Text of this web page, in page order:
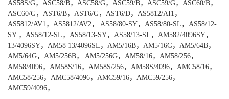
AS58S/G， ASC58/B， ASC58/G， ASC59/B， ASC59/G， ASC60/B，
ASC60/G， AST6/B， AST6/G， AST6/D， AS5812/AI1 ，
AS5812/AV1 ， AS5812/AV2， AS58/80-SY， AS58/80-SL， AS58/12-
SY ， AS58/12-SL， AS58/13-SY， AS58/13-SL， AM582/4096SY，
13/4096SY， AM58 13/4096SL， AM5/16B， AM5/16G， AM5/64B，
AM5/64G， AM5/256B， AM5/256G， AM58/16， AM58/256，
AM58/4096， AM58S/16， AM58S/256， AM58S/4096， AMC58/16，
AMC58/256， AMC58/4096， AMC59/16， AMC59/256，
AMC59/4096，